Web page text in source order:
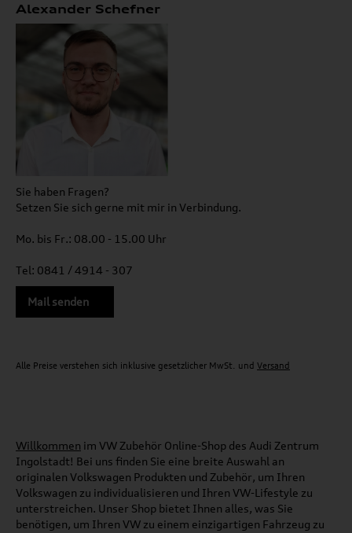
Alexander Schefner
Sie haben Fragen?
Setzen Sie sich gerne mit mir in Verbindung.
Mo. bis Fr.: 08.00 - 15.00 Uhr
Tel: 0841 / 4914 - 307
Mail senden
Alle Preise verstehen sich inklusive gesetzlicher MwSt. und Versand
Willkommen im VW Zubehör Online-Shop des Audi Zentrum
Ingolstadt! Bei uns finden Sie eine breite Auswahl an
originalen Volkswagen Produkten und Zubehör, um Ihren
Volkswagen zu individualisieren und Ihren VW-Lifestyle zu
unterstreichen. Unser Shop bietet Ihnen alles, was Sie
benötigen, um Ihren VW zu einem einzigartigen Fahrzeug zu